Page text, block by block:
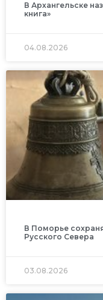
В Архангельске
книга»
04.08.2026
В Поморье
Русского Севера
03.08.2026